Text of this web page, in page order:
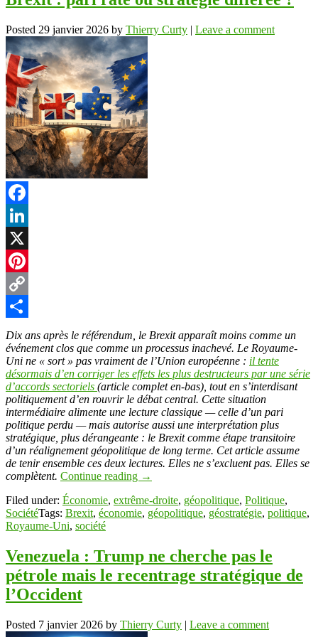
Posted 29 janvier 2026 by Thierry Curty | Leave a comment
Facebook
LinkedIn
X
Pinterest
Copy
Link
Partager
Dix ans après le référendum, le Brexit apparaît moins comme un
événement clos que comme un processus inachevé. Le Royaume-
Uni ne « sort » pas vraiment de l’Union européenne : il tente
désormais d’en corriger les effets les plus destructeurs par une série
d’accords sectoriels (article complet en-bas), tout en s’interdisant
politiquement d’en rouvrir le débat central. Cette situation
intermédiaire alimente une lecture classique — celle d’un pari
politique perdu — mais autorise aussi une interprétation plus
stratégique, plus dérangeante : le Brexit comme étape transitoire
d’un réalignement géopolitique de long terme. Cet article assume
de tenir ensemble ces deux lectures. Elles ne s’excluent pas. Elles se
complètent. Continue reading →
Filed under: Économie, extrême-droite, géopolitique, Politique,
SociétéTags: Brexit, économie, géopolitique, géostratégie, politique,
Royaume-Uni, société
Venezuela : Trump ne cherche pas le
pétrole mais le recentrage stratégique de
l’Occident
Posted 7 janvier 2026 by Thierry Curty | Leave a comment